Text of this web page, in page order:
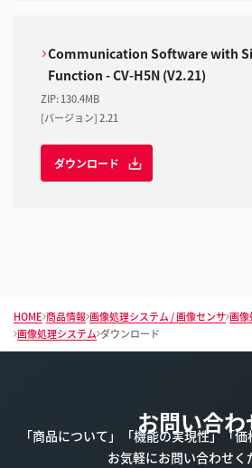
Communication Software with
Function - CV-H5N (V2.21)
ZIP:130.4MB
[バージョン] 2.21
ダウンロード
HOME 商品情報 画像処理システム / 画像センサ 画像
画像処理システム ダウンロード
お問い合わ
「商品について」「機能の実現性」「価
お気軽にお問い合わせく